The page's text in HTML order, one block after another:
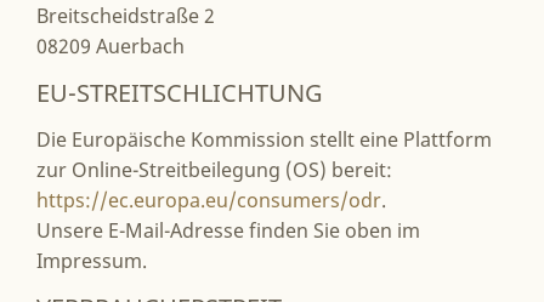
Breitscheidstraße 2
08209 Auerbach
EU-STREITSCHLICHTUNG
Die Europäische Kommission stellt eine Plattform
zur Online-Streitbeilegung (OS) bereit:
https://ec.europa.eu/consumers/odr.
Unsere E-Mail-Adresse finden Sie oben im
Impressum.